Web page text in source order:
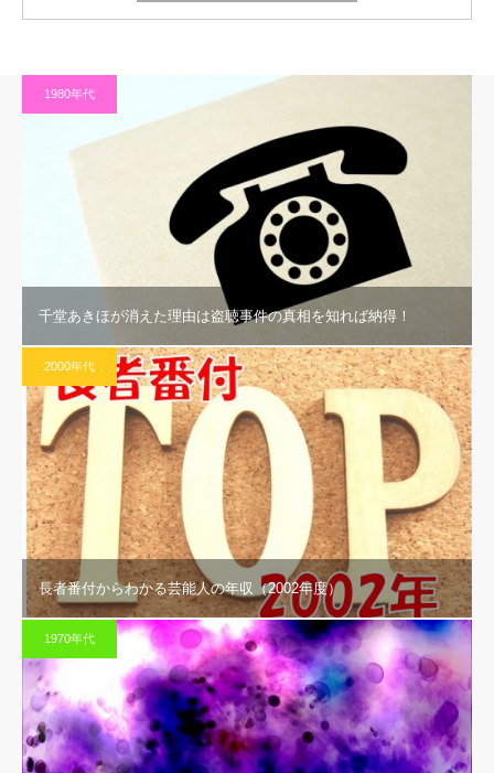
1980年代
千堂あきほが消えた理由は盗聴事件の真相を知れば納得！
2000年代
長者番付からわかる芸能人の年収（2002年度）
1970年代